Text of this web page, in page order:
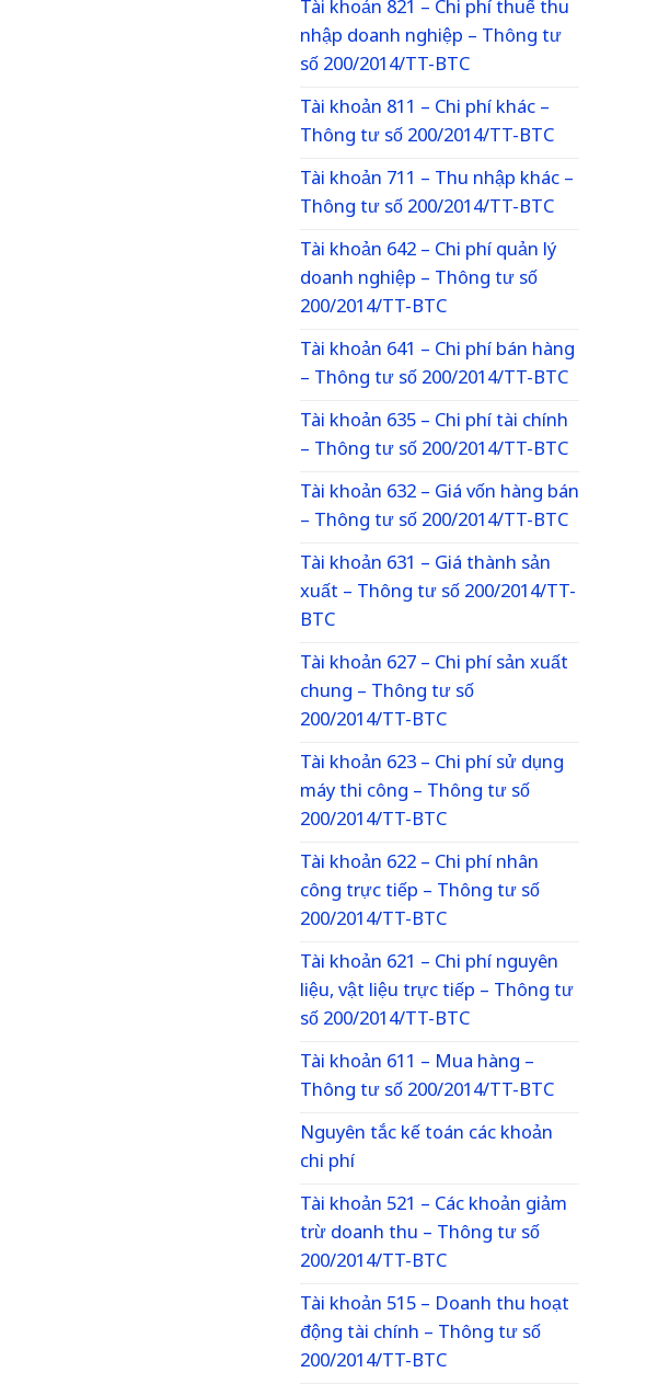
Tài khoản 821 – Chi phí thuế thu
nhập doanh nghiệp – Thông tư
số 200/2014/TT-BTC
Tài khoản 811 – Chi phí khác –
Thông tư số 200/2014/TT-BTC
Tài khoản 711 – Thu nhập khác –
Thông tư số 200/2014/TT-BTC
Tài khoản 642 – Chi phí quản lý
doanh nghiệp – Thông tư số
200/2014/TT-BTC
Tài khoản 641 – Chi phí bán hàng
– Thông tư số 200/2014/TT-BTC
Tài khoản 635 – Chi phí tài chính
– Thông tư số 200/2014/TT-BTC
Tài khoản 632 – Giá vốn hàng bán
– Thông tư số 200/2014/TT-BTC
Tài khoản 631 – Giá thành sản
xuất – Thông tư số 200/2014/TT-
BTC
Tài khoản 627 – Chi phí sản xuất
chung – Thông tư số
200/2014/TT-BTC
Tài khoản 623 – Chi phí sử dụng
máy thi công – Thông tư số
200/2014/TT-BTC
Tài khoản 622 – Chi phí nhân
công trực tiếp – Thông tư số
200/2014/TT-BTC
Tài khoản 621 – Chi phí nguyên
liệu, vật liệu trực tiếp – Thông tư
số 200/2014/TT-BTC
Tài khoản 611 – Mua hàng –
Thông tư số 200/2014/TT-BTC
Nguyên tắc kế toán các khoản
chi phí
Tài khoản 521 – Các khoản giảm
trừ doanh thu – Thông tư số
200/2014/TT-BTC
Tài khoản 515 – Doanh thu hoạt
động tài chính – Thông tư số
200/2014/TT-BTC